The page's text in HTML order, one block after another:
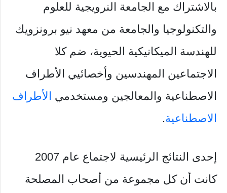
بالاشتراك مع الجامعة النرويجية للعلوم
والتكنولوجيا والجامعة من معهد نيو برونزويك
للهندسة الميكانيكية الحيوية، ضم كلا
الاجتماعين المهندسين وأخصائيي الأطراف
الاصطناعية والمعالجين ومستخدمي الأطراف
الاصطناعية.
إحدى النتائج الرئيسية لاجتماع عام 2007
كانت أن كل مجموعة من أصحاب المصلحة